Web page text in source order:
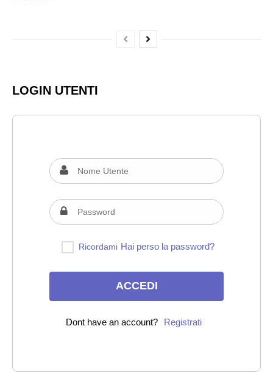
LOGIN UTENTI
Ricordami Hai perso la password?
Dont have an account? Registrati